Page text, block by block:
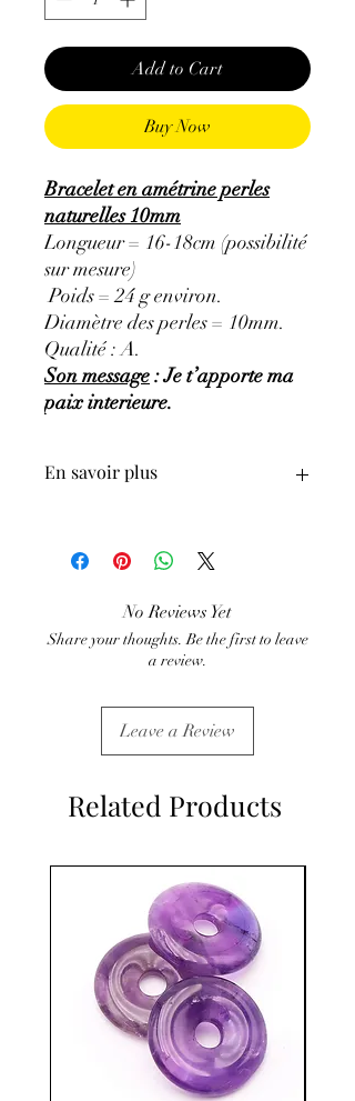
Add to Cart
Buy Now
Bracelet en amétrine perles
naturelles 10mm
Longueur = 16-18cm (possibilité
sur mesure)
Poids = 24 g environ.
Diamètre des perles = 10mm.
Qualité : A.
Son message: Je t’apporte ma
paix interieure.
En savoir plus
Minéraux en Lithothérapie n'exclut en
aucun cas la poursuite d'un traitement
C'est un complément.
No Reviews Yet
Share your thoughts. Be the first to leave
a review.
Leave a Review
Related Products